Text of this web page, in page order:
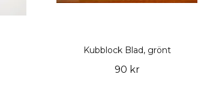
Kubblock Blad, grönt
90 kr